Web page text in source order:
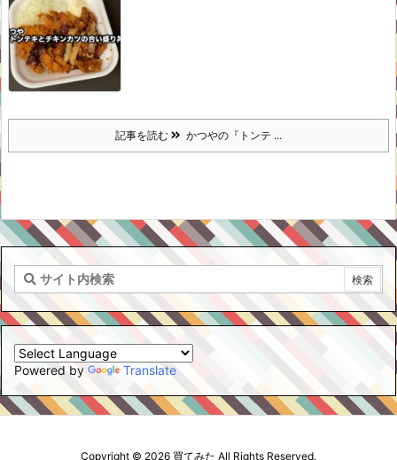
記事を読む かつやの『トンテ ...
Powered by Translate
Copyright © 2026 買てみた All Rights Reserved.